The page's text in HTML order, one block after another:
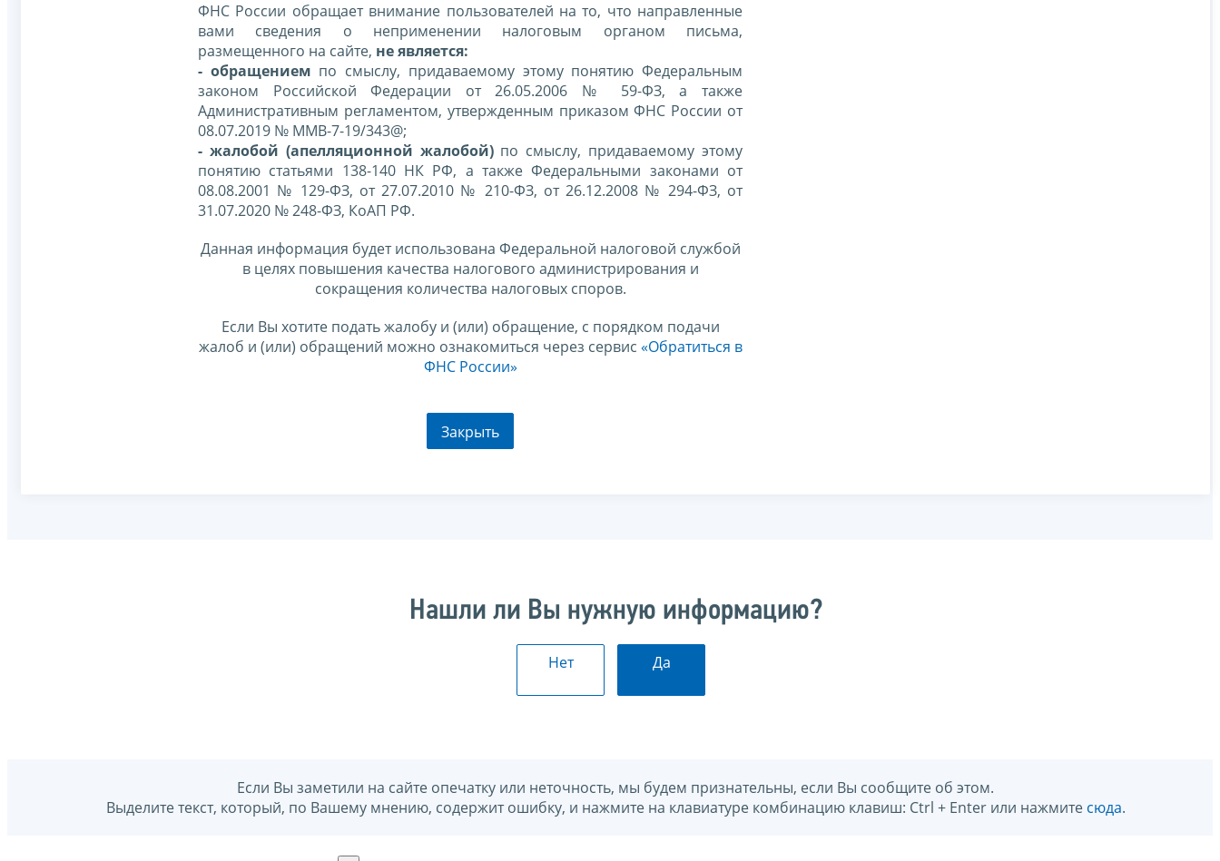
ФНС России обращает внимание пользователей на то, что направленные
вами сведения о неприменении налоговым органом письма,
размещенного на сайте, не является:
- обращением по смыслу, придаваемому этому понятию Федеральным
законом Российской Федерации от 26.05.2006 № 59-ФЗ, а также
Административным регламентом, утвержденным приказом ФНС России от
08.07.2019 № ММВ-7-19/343@;
- жалобой (апелляционной жалобой)по смыслу, придаваемому этому
понятию статьями 138-140 НК РФ, а также Федеральными законами от
08.08.2001 № 129-ФЗ, от 27.07.2010 № 210-ФЗ, от 26.12.2008 № 294-ФЗ, от
31.07.2020 № 248-ФЗ, КоАП РФ.
Данная информация будет использована Федеральной налоговой службой
в целях повышения качества налогового администрирования и
сокращения количества налоговых споров.
Если Вы хотите подать жалобу и (или) обращение, с порядком подачи
жалоб и (или) обращений можно ознакомиться через сервис «Обратиться в
ФНС России»
Закрыть
Нашли ли Вы нужную информацию?
Нет Да
Если Вы заметили на сайте опечатку или неточность, мы будем признательны, если Вы сообщите об этом.
Выделите текст, который, по Вашему мнению, содержит ошибку, и нажмите на клавиатуре комбинацию клавиш: Ctrl + Enter или нажмите сюда.